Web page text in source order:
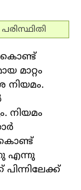
മാറ്റം
നിയമം.
നിയമം
എന്നു